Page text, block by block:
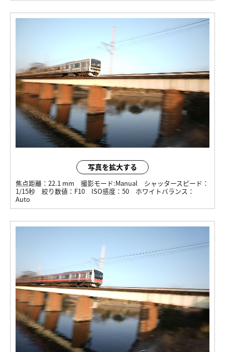
写真を拡大する
焦点距離： 22.1 mm 撮影モード:Manual
シャッタースピード：
1/15秒
絞り数値： F10 ISO感度： 50
ホワイトバランス：
Auto